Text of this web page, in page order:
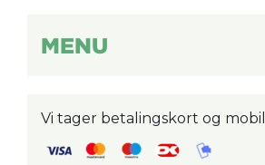
MENU
Vi tager betalingskort og